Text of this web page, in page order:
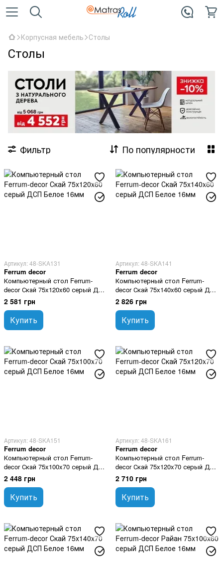
Корпусная мебель Столы
Столы
Фильтр По популярности
Артикул: 48-SKA131
Ferrum decor
Компьютерный стол Ferrum-
decor Скай 75x120x60 серый ДСП
Белое 16мм
2 581 грн
Купить
Артикул: 48-SKA141
Ferrum decor
Компьютерный стол Ferrum-
decor Скай 75x140x60 серый ДСП
Белое 16мм
2 826 грн
Купить
Артикул: 48-SKA151
Ferrum decor
Компьютерный стол Ferrum-
decor Скай 75x100x70 серый ДСП
Белое 16мм
2 448 грн
Купить
Артикул: 48-SKA161
Ferrum decor
Компьютерный стол Ferrum-
decor Скай 75x120x70 серый ДСП
Белое 16мм
2 710 грн
Купить